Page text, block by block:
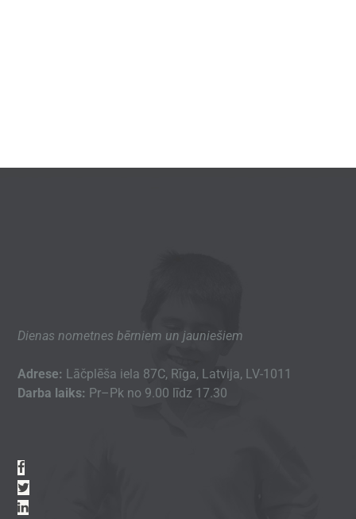
Dienas nometnes bērniem un jauniešiem
Adrese: Lāčplēša iela 87C, Rīga, Latvija, LV-1011
Darba laiks: Pr–Pk no 9.00 līdz 17.30